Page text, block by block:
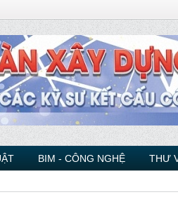
BIM - CÔNG NGHỆ THƯ